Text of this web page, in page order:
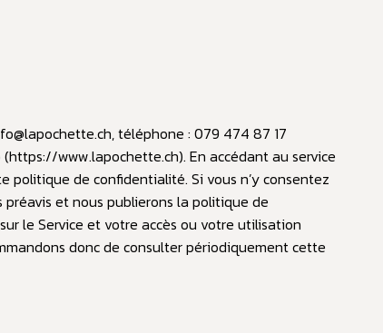
, téléphone : 079 474 87 17
(https://www.lapochette.ch). En accédant au service
politique de confidentialité. Si vous n’y consentez
et nous publierons la politique de
le Service et votre accès ou votre utilisation
donc de consulter périodiquement cette